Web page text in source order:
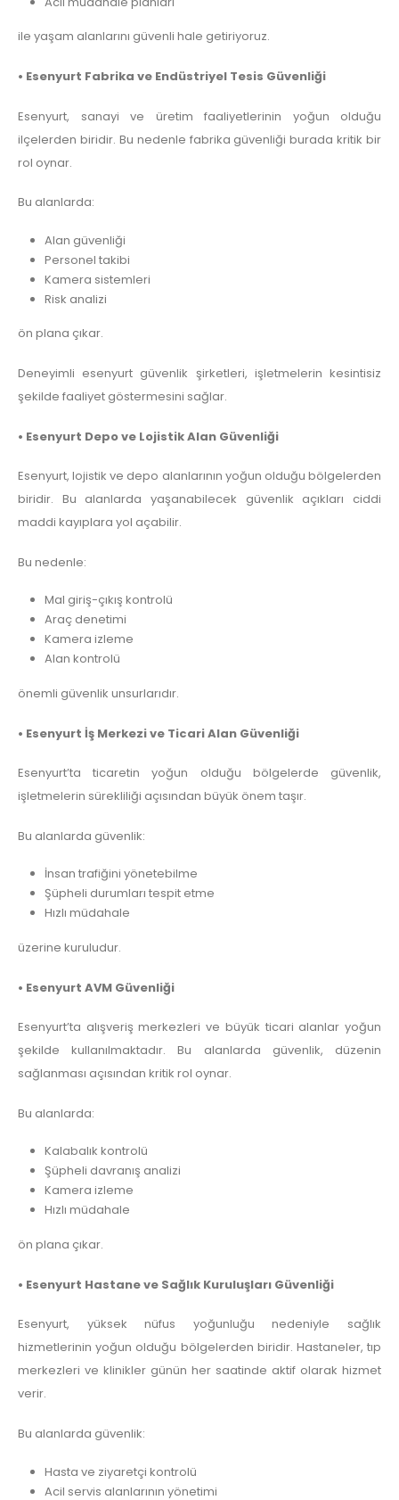
ile yaşam alanlarını güvenli hale getiriyoruz.
• Esenyurt Fabrika ve Endüstriyel Tesis Güvenliği
Esenyurt, sanayi ve üretim faaliyetlerinin yoğun olduğu
ilçelerden biridir. Bu nedenle fabrika güvenliği burada kritik bir
rol oynar.
Bu alanlarda:
Alan güvenliği
Personel takibi
Kamera sistemleri
Risk analizi
ön plana çıkar.
Deneyimli esenyurt güvenlik şirketleri, işletmelerin kesintisiz
şekilde faaliyet göstermesini sağlar.
• Esenyurt Depo ve Lojistik Alan Güvenliği
Esenyurt, lojistik ve depo alanlarının yoğun olduğu bölgelerden
biridir. Bu alanlarda yaşanabilecek güvenlik açıkları ciddi
maddi kayıplara yol açabilir.
Bu nedenle:
Mal giriş-çıkış kontrolü
Araç denetimi
Kamera izleme
Alan kontrolü
önemli güvenlik unsurlarıdır.
• Esenyurt İş Merkezi ve Ticari Alan Güvenliği
Esenyurt’ta ticaretin yoğun olduğu bölgelerde güvenlik,
işletmelerin sürekliliği açısından büyük önem taşır.
Bu alanlarda güvenlik:
İnsan trafiğini yönetebilme
Şüpheli durumları tespit etme
Hızlı müdahale
üzerine kuruludur.
• Esenyurt AVM Güvenliği
Esenyurt’ta alışveriş merkezleri ve büyük ticari alanlar yoğun
şekilde kullanılmaktadır. Bu alanlarda güvenlik, düzenin
sağlanması açısından kritik rol oynar.
Bu alanlarda:
Kalabalık kontrolü
Şüpheli davranış analizi
Kamera izleme
Hızlı müdahale
ön plana çıkar.
• Esenyurt Hastane ve Sağlık Kuruluşları Güvenliği
Esenyurt, yüksek nüfus yoğunluğu nedeniyle sağlık
hizmetlerinin yoğun olduğu bölgelerden biridir. Hastaneler, tıp
merkezleri ve klinikler günün her saatinde aktif olarak hizmet
verir.
Bu alanlarda güvenlik:
Hasta ve ziyaretçi kontrolü
Acil servis alanlarının yönetimi